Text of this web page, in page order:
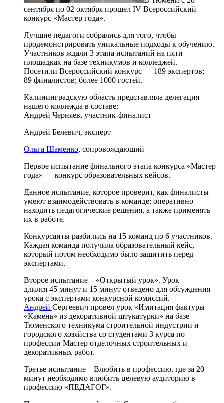
сентября по 02 октября прошел IV Всероссийский
конкурс «Мастер года».
Лучшие педагоги собрались для того, чтобы
продемонстрировать уникальные подходы к обучению.
Участников ждали 3 этапа испытаний на пяти
площадках на базе техникумов и колледжей.
Посетили Всероссийский конкурс — 189 экспертов;
89 финалистов; более 1000 гостей.
Калининградскую область представляла делегация
нашего коллежда в составе:
Андрей Черняев, участник-финалист
Андрей Белевич, эксперт
Ольга Шаменко, сопровождающий
Первое испытание финального этапа конкурса «Мастер
года» — конкурс образовательных кейсов.
Данное испытание, которое проверит, как финалисты
умеют взаимодействовать в команде; оперативно
находить педагогические решения, а также применять
их в работе.
Конкурсанты разбились на 15 команд по 6 участников.
Каждая команда получила образовательный кейс,
который потом необходимо было защитить перед
экспертами.
Второе испытание – «Открытый урок». Урок
длился 45 минут и 15 минут отведено для обсуждения
урока с экспертами конкурсной комиссий.
Андрей Сергеевич провел урок «Имитация фактуры
«Камень» из декоративной штукатурки» на базе
Тюменского техникума строительной индустрии и
городского хозяйства со студентами 3 курса по
профессии Мастер отделочных строительных и
декоративных работ.
Третье испытание – Влюбить в профессию, где за 20
минут необходимо влюбить целевую аудиторию в
профессию «ПЕДАГОГ».